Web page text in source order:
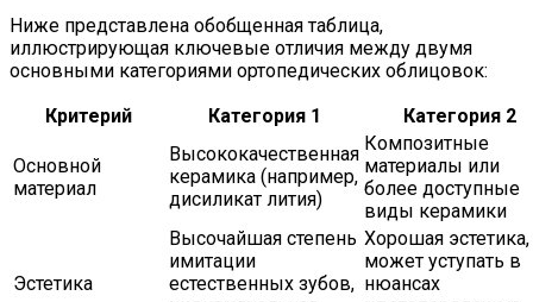
Ниже представлена обобщенная таблица,
иллюстрирующая ключевые отличия между двумя
основными категориями ортопедических облицовок:
Критерий
Категория 1 Категория 2
Основной
материал
Высококачественная
керамика (например,
дисиликат лития)
Композитные
материалы или
более доступные
виды керамики
Эстетика
Высочайшая степень
имитации
естественных зубов,
Хорошая
может уступать в
нюансах